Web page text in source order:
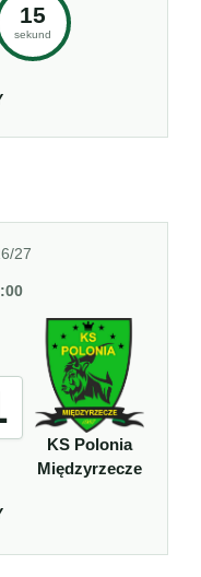
15
sekund
27
KS Polonia
Międzyrzecze